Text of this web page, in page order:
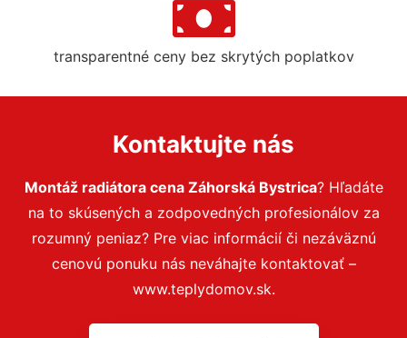
transparentné ceny bez skrytých poplatkov
Kontaktujte nás
Montáž radiátora cena Záhorská Bystrica? Hľadáte
na to skúsených a zodpovedných profesionálov za
rozumný peniaz? Pre viac informácií či nezáväznú
cenovú ponuku nás neváhajte kontaktovať –
www.teplydomov.sk.